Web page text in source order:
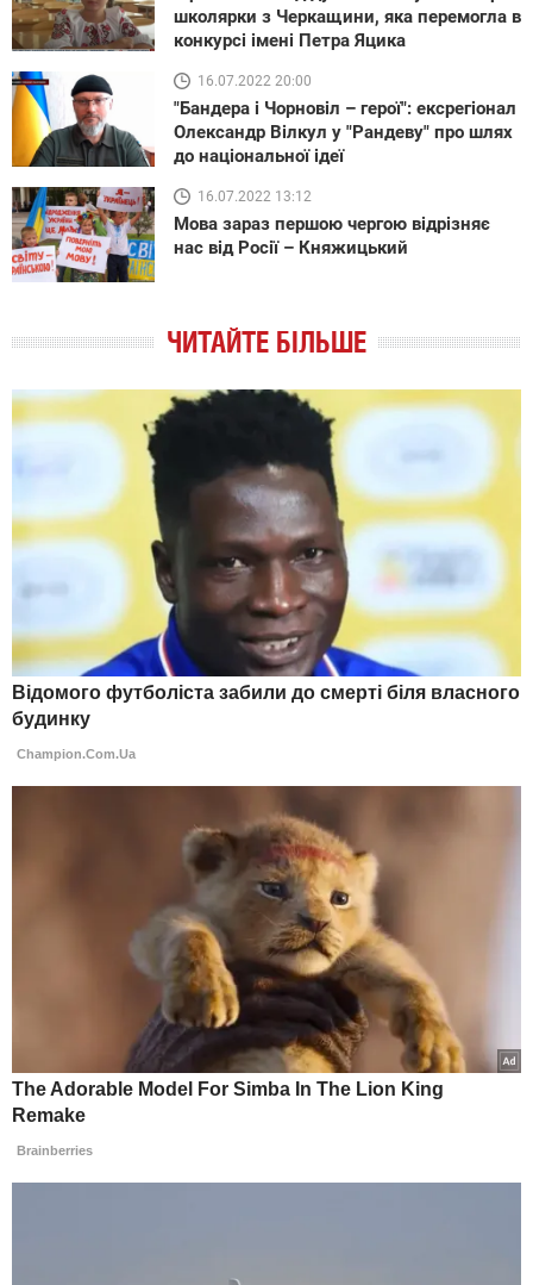
школярки з Черкащини, яка перемогла в
конкурсі імені Петра Яцика
16.07.2022 20:00
"Бандера і Чорновіл – герої": ексрегіонал
Олександр Вілкул у "Рандеву" про шлях
до національної ідеї
16.07.2022 13:12
Мова зараз першою чергою відрізняє
нас від Росії – Княжицький
ЧИТАЙТЕ БІЛЬШЕ